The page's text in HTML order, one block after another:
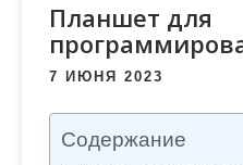
Планшет для
7 ИЮНЯ 2023
Содержание